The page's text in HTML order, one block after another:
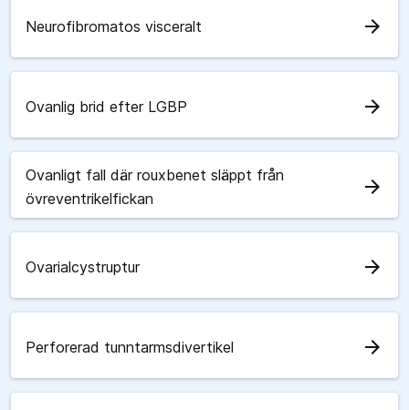
Neurofibromatos visceralt arrow_forward
Ovanlig brid efter LGBP arrow_forward
Ovanligt fall där rouxbenet släppt från
övreventrikelfickan
arrow_forward
Ovarialcystruptur arrow_forward
Perforerad tunntarmsdivertikel arrow_forward